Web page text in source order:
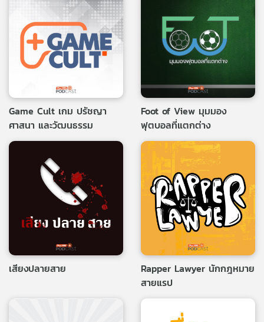
Game Cult เกม ปรัชญา
ศาสนา และวัฒนธรรม
Foot of View มุมมอง
ฟุตบอลที่แตกต่าง
เสียงปลายสาย
Rapper Lawyer นักกฎหมาย
สายแรป